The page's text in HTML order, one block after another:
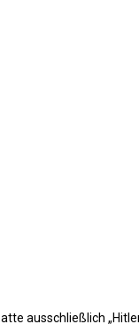
ausschließlich